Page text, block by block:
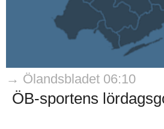
→ Ölandsbladet 06:10
ÖB-sportens